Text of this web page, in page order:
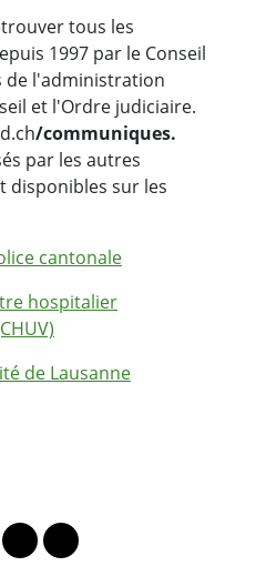
tous les
1997 par le Conseil
de l'administration
et l'Ordre judiciaire.
/communiques.
par les autres
disponibles sur les
cantonale
hospitalier
de Lausanne
Instagram
le profil Linkedin
vers le profil Facebook
Lien vers le profil Twitter
Partager par WhatsApp